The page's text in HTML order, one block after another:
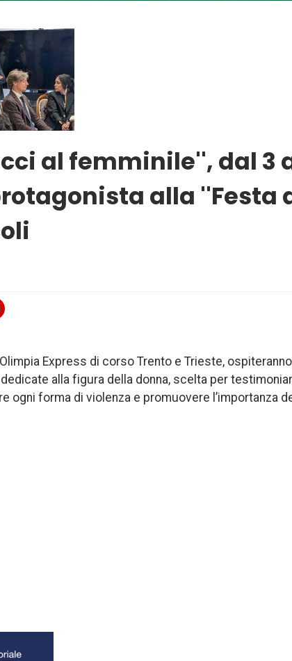
al femminile'', dal 3
alla ''Festa
Express di corso Trento e Trieste,
alla figura della donna, scelta per
ogni forma di violenza e promuovere l’importanza